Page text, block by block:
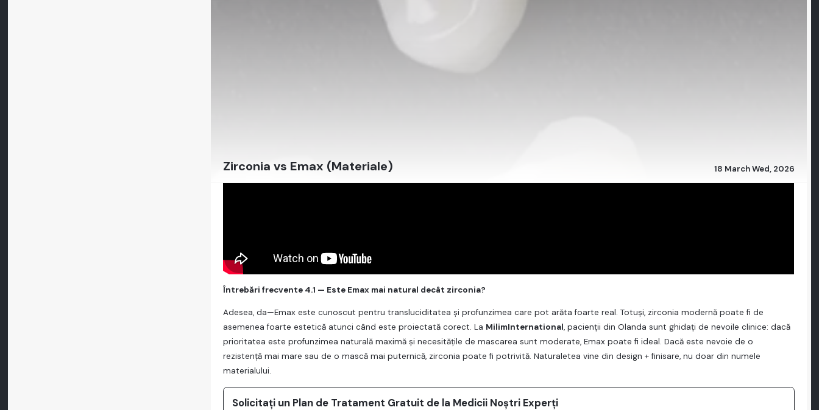
Zirconia vs Emax (Materiale) 18 March Wed, 2026
Întrebări frecvente 4.1 — Este Emax mai natural decât zirconia?
Adesea, da—Emax este cunoscut pentru transluciditatea și profunzimea care pot arăta foarte real. Totuși, zirconia modernă poate fi de
asemenea foarte estetică atunci când este proiectată corect. La MilimInternational, pacienții din Olanda sunt ghidați de nevoile clinice: dacă
prioritatea este profunzimea naturală maximă și necesitățile de mascarea sunt moderate, Emax poate fi ideal. Dacă este nevoie de o
rezistență mai mare sau de o mască mai puternică, zirconia poate fi potrivită. Naturaletea vine din design + finisare, nu doar din numele
materialului.
Solicitați un Plan de Tratament Gratuit de la Medicii Noștri Experți